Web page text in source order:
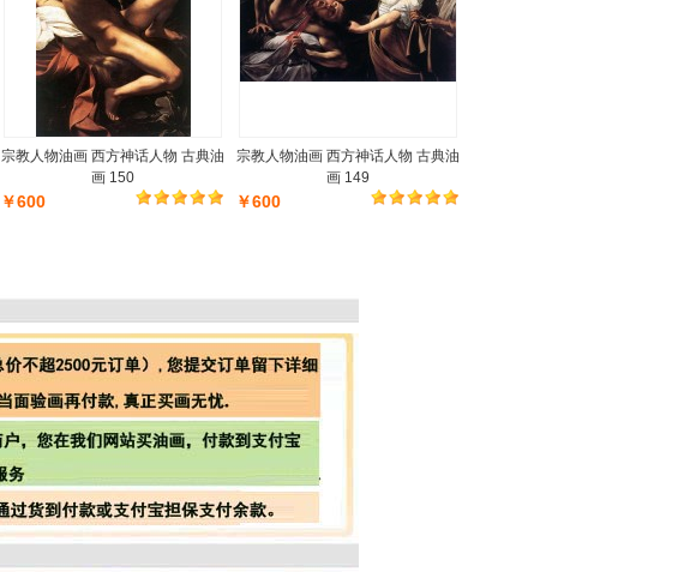
宗教人物油画 西方神话人物 古典油
画 150
￥600
宗教人物油画 西方神话人物 古典油
画 149
￥600